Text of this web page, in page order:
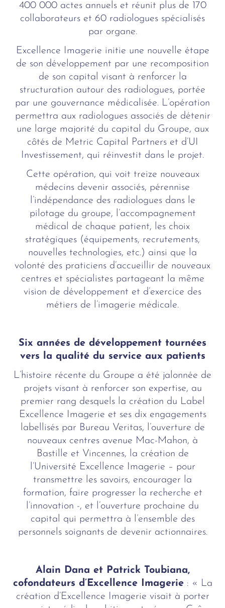
400 000 actes annuels et réunit plus de 170
collaborateurs et 60 radiologues spécialisés
par organe.
Excellence Imagerie initie une nouvelle étape
de son développement par une recomposition
de son capital visant à renforcer la
structuration autour des radiologues, portée
par une gouvernance médicalisée. L’opération
permettra aux radiologues associés de détenir
une large majorité du capital du Groupe, aux
côtés de Metric Capital Partners et d’UI
Investissement, qui réinvestit dans le projet.
Cette opération, qui voit treize nouveaux
médecins devenir associés, pérennise
l’indépendance des radiologues dans le
pilotage du groupe, l’accompagnement
médical de chaque patient, les choix
stratégiques (équipements, recrutements,
nouvelles technologies, etc.) ainsi que la
volonté des praticiens d’accueillir de nouveaux
centres et spécialistes partageant la même
vision de développement et d’exercice des
métiers de l’imagerie médicale.
Six années de développement tournées
vers la qualité du service aux patients
L’histoire récente du Groupe a été jalonnée de
projets visant à renforcer son expertise, au
premier rang desquels la création du Label
Excellence Imagerie et ses dix engagements
labellisés par Bureau Veritas, l’ouverture de
nouveaux centres avenue Mac-Mahon, à
Bastille et Vincennes, la création de
l’Université Excellence Imagerie – pour
transmettre les savoirs, encourager la
formation, faire progresser la recherche et
l’innovation -, et l’ouverture prochaine du
capital qui permettra à l’ensemble des
personnels soignants de devenir actionnaires.
Alain Dana et Patrick Toubiana,
cofondateurs d’Excellence Imagerie: « La
création d’Excellence Imagerie visait à porter